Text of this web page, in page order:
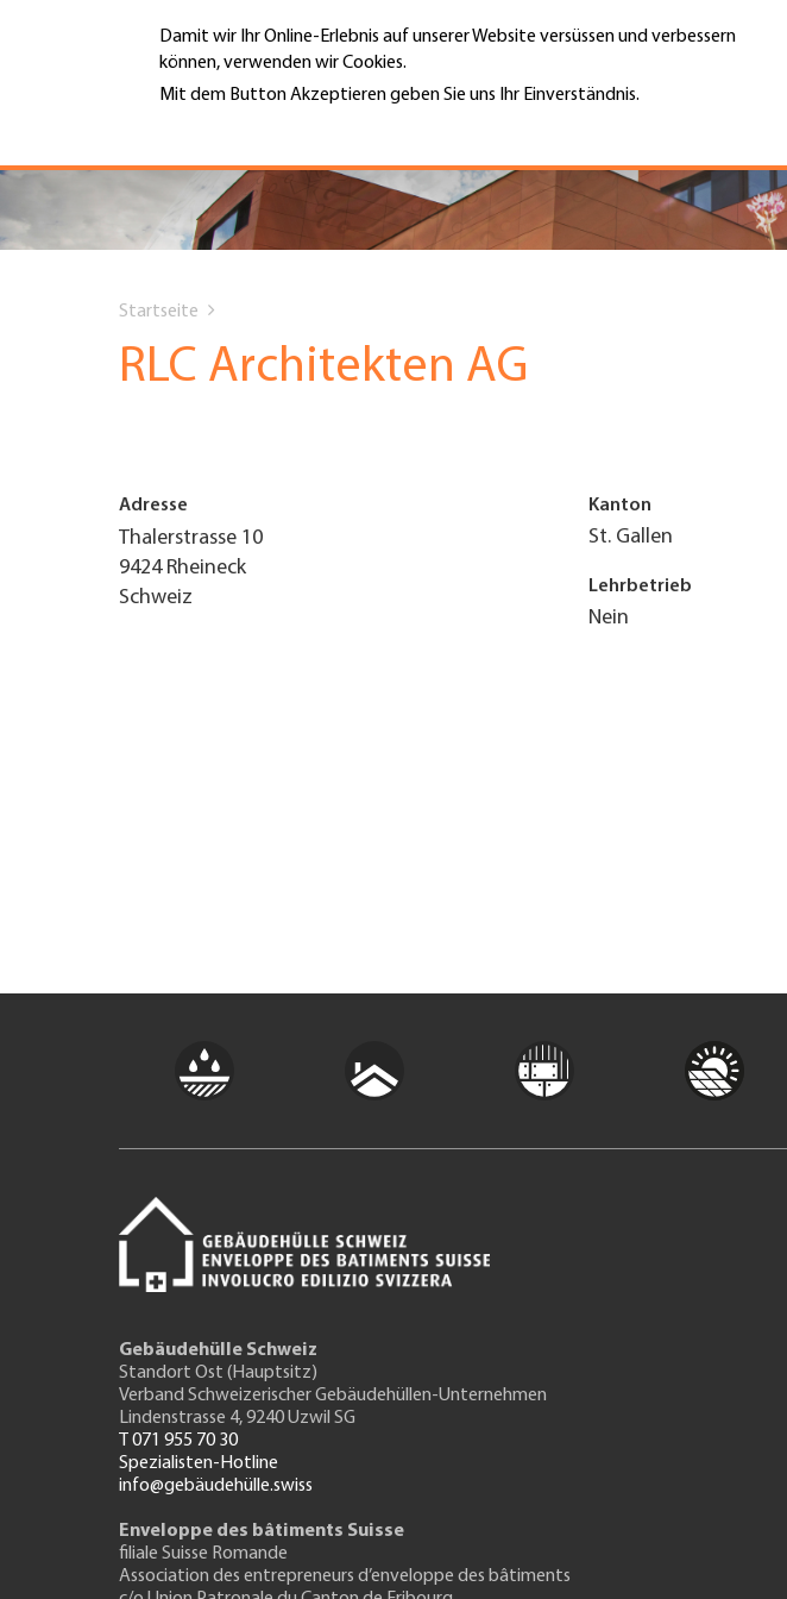
Damit wir Ihr Online-Erlebnis auf unserer Website versüssen und verbessern
können, verwenden wir Cookies.
Mit dem Button Akzeptieren geben Sie uns Ihr Einverständnis.
Hauptnavigation
PORTRÄT
DIENSTLEISTUNGEN
JOBS & KARRIERE
UNTERNEHMEN FINDEN
MENÜ
are
Startseite
RLC Architekten AG
Adresse
Thalerstrasse 10
9424 Rheineck
Schweiz
Kanton
St. Gallen
Lehrbetrieb
Nein
Gebäudehülle Schweiz
Standort Ost (Hauptsitz)
Verband Schweizerischer Gebäudehüllen-Unternehmen
Lindenstrasse 4, 9240 Uzwil SG
T 071 955 70 30
Spezialisten-Hotline
info@gebäudehülle.swiss
Enveloppe des bâtiments Suisse
filiale Suisse Romande
Association des entrepreneurs d’enveloppe des bâtiments